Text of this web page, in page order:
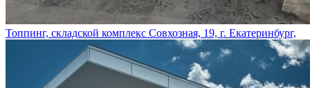
Топпинг, складской комплекс Совхозная, 19, г. Екатеринбург,